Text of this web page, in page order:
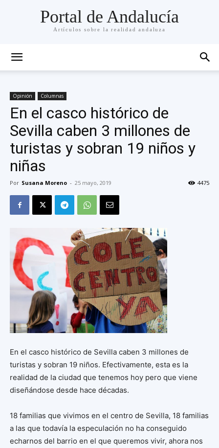
Portal de Andalucía
Artículos sobre la realidad andaluza
Opinión Columnas
En el casco histórico de
Sevilla caben 3 millones de
turistas y sobran 19 niños y
niñas
Por Susana Moreno - 25 mayo, 2019 4475
En el casco histórico de Sevilla caben 3 millones de
turistas y sobran 19 niños. Efectivamente, esta es la
realidad de la ciudad que tenemos hoy pero que viene
diseñándose desde hace décadas.
18 familias que vivimos en el centro de Sevilla, 18 familias
a las que todavía la especulación no ha conseguido
echarnos del barrio en el que queremos vivir, ahora nos